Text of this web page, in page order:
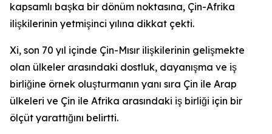
kapsamlı başka bir dönüm noktasına, Çin-Afrika
ilişkilerinin yetmişinci yılına dikkat çekti.
Xi, son 70 yıl içinde Çin-Mısır ilişkilerinin gelişmekte
olan ülkeler arasındaki dostluk, dayanışma ve iş
birliğine örnek oluşturmanın yanı sıra Çin ile Arap
ülkeleri ve Çin ile Afrika arasındaki iş birliği için bir
ölçüt yarattığını belirtti.